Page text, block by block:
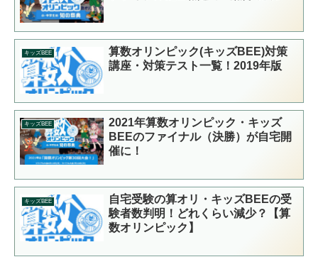
キッズBEE
算数オリンピック(キッズBEE)対策
講座・対策テスト一覧！2019年版
キッズBEE
2021年算数オリンピック・キッズ
BEEのファイナル（決勝）が自宅開
催に！
キッズBEE
自宅受験の算オリ・キッズBEEの受
験者数判明！どれくらい減少？【算
数オリンピック】